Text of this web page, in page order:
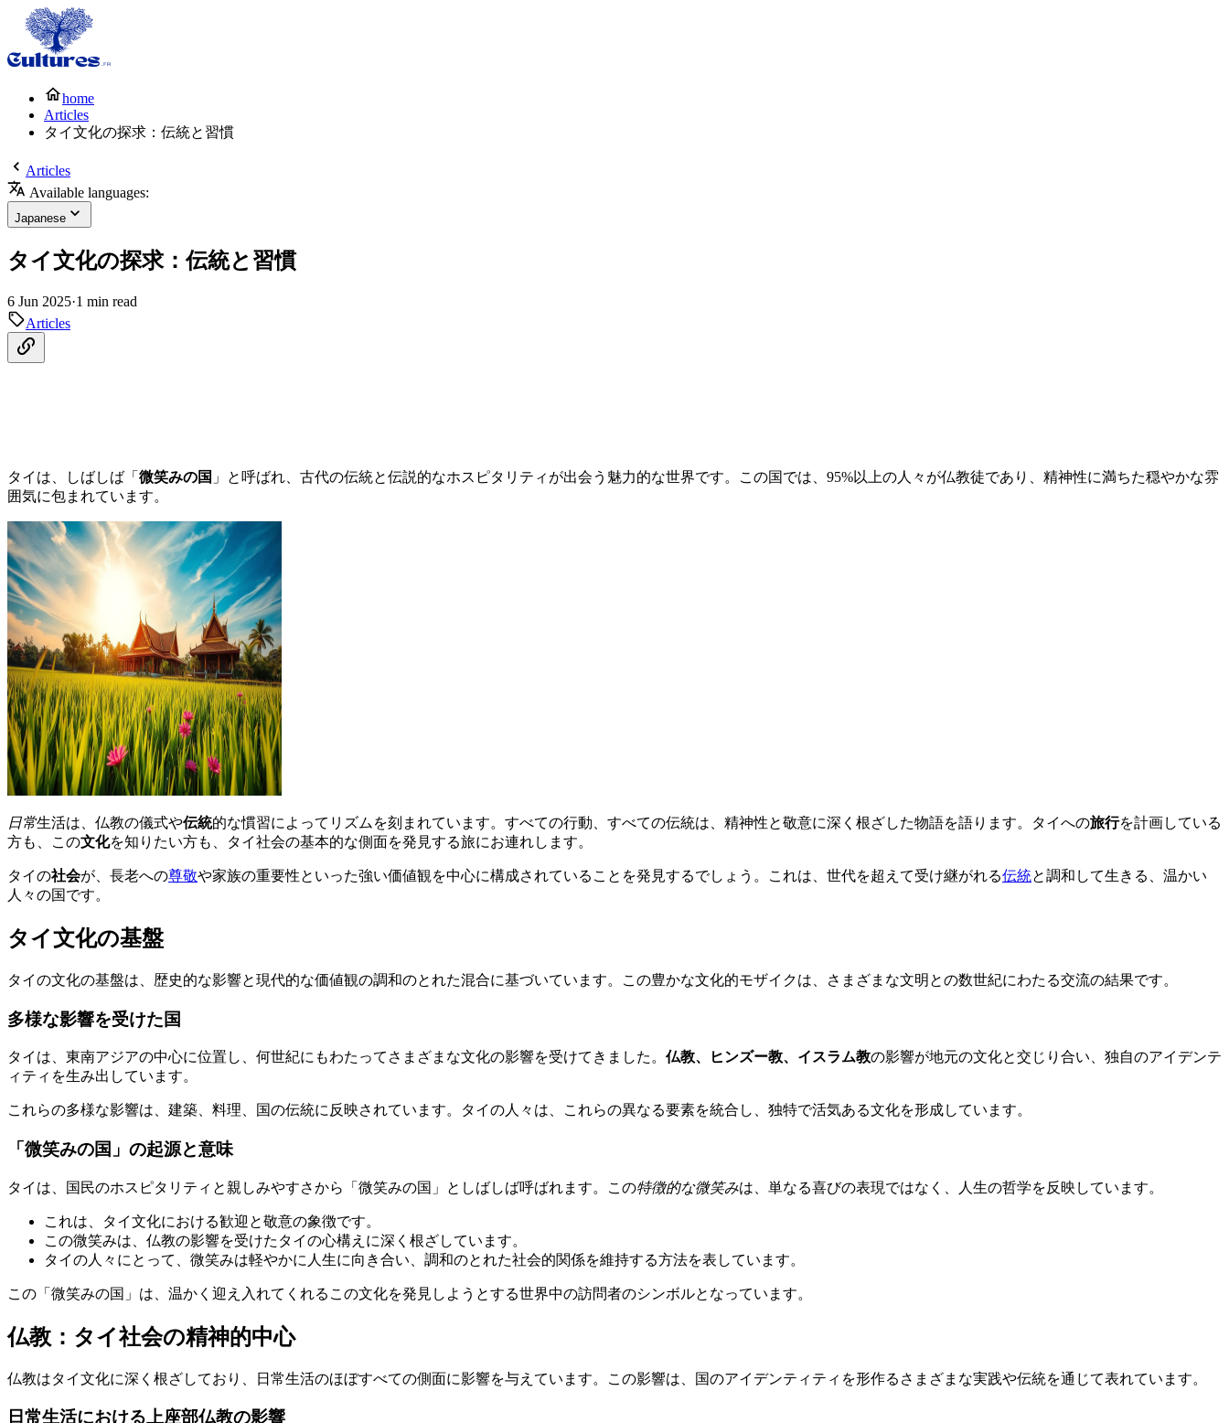
home
Articles
タイ文化の探求：伝統と習慣
Articles
Available languages:
Japanese
タイ文化の探求：伝統と習慣
6 Jun 2025·1 min read
Articles
タイは、しばしば「 微笑みの国 」と呼ばれ、古代の伝統と伝説的なホスピタリティが出会う魅力的な世界です。この国では、95%以上の人々が仏教徒であり、精神性に満ちた穏やかな雰
囲気に包まれています。
日常生活は、仏教の儀式や伝統的な慣習によってリズムを刻まれています。すべての行動、すべての伝統は、精神性と敬意に深く根ざした物語を語ります。タイへの旅行を計画している
方も、この文化を知りたい方も、タイ社会の基本的な側面を発見する旅にお連れします。
タイの社会が、長老への尊敬や家族の重要性といった強い価値観を中心に構成されていることを発見するでしょう。これは、世代を超えて受け継がれる伝統と調和して生きる、温かい
人々の国です。
タイ文化の基盤
タイの文化の基盤は、歴史的な影響と現代的な価値観の調和のとれた混合に基づいています。この豊かな文化的モザイクは、さまざまな文明との数世紀にわたる交流の結果です。
多様な影響を受けた国
タイは、東南アジアの中心に位置し、何世紀にもわたってさまざまな文化の影響を受けてきました。 仏教、ヒンズー教、イスラム教の影響が地元の文化と交じり合い、独自のアイデンテ
ィティを生み出しています。
これらの多様な影響は、建築、料理、国の伝統に反映されています。タイの人々は、これらの異なる要素を統合し、独特で活気ある文化を形成しています。
「微笑みの国」の起源と意味
タイは、国民のホスピタリティと親しみやすさから「微笑みの国」としばしば呼ばれます。この特徴的な微笑みは、単なる喜びの表現ではなく、人生の哲学を反映しています。
これは、タイ文化における歓迎と敬意の象徴です。
この微笑みは、仏教の影響を受けたタイの心構えに深く根ざしています。
タイの人々にとって、微笑みは軽やかに人生に向き合い、調和のとれた社会的関係を維持する方法を表しています。
この「微笑みの国」は、温かく迎え入れてくれるこの文化を発見しようとする世界中の訪問者のシンボルとなっています。
仏教：タイ社会の精神的中心
仏教はタイ文化に深く根ざしており、日常生活のほぼすべての側面に影響を与えています。この影響は、国のアイデンティティを形作るさまざまな実践や伝統を通じて表れています。
日常生活における上座部仏教の影響